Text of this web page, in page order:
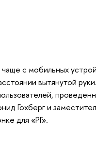
с мобильных
вытянутой
Гохберг и
для «РГ».